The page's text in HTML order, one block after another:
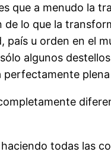
que a menudo la
lo que la
u orden en el
algunos
perfectamente
todas las